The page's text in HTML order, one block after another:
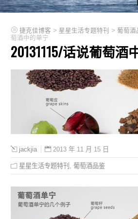
捷克佳博客 > 星星生活专题特刊 >葡萄酒
萄酒中的单宁
20131115/话说葡萄酒
jackjia 2013 年 11 月 15 日
星星生活专题特刊 ,葡萄酒品鉴